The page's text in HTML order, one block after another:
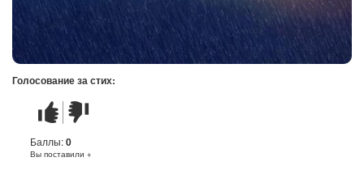
Голосование за стих:
Стих
понравился
Стих
не
понравился
Баллы:0
Вы поставили +